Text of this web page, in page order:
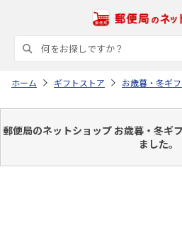
ホーム ギフトストア お歳暮・冬ギ
郵便局のネットショップ お歳暮・冬ギ
ました。